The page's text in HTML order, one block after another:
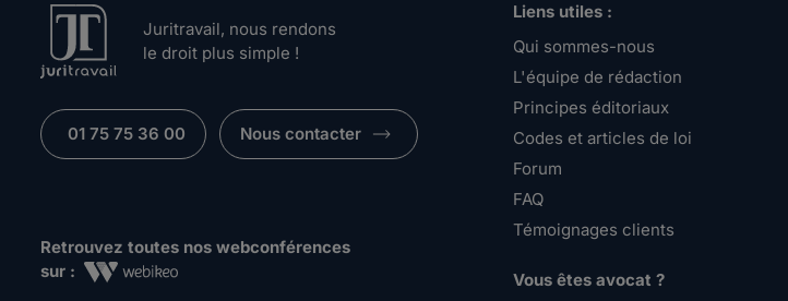
Juritravail, nous rendons
le droit plus simple !
01 75 75 36 00 Nous contacter
Retrouvez toutes nos webconférences
sur :
Liens utiles :
Qui sommes-nous
L'équipe de rédaction
Principes éditoriaux
Codes et articles de loi
Forum
FAQ
Témoignages clients
Vous êtes avocat ?